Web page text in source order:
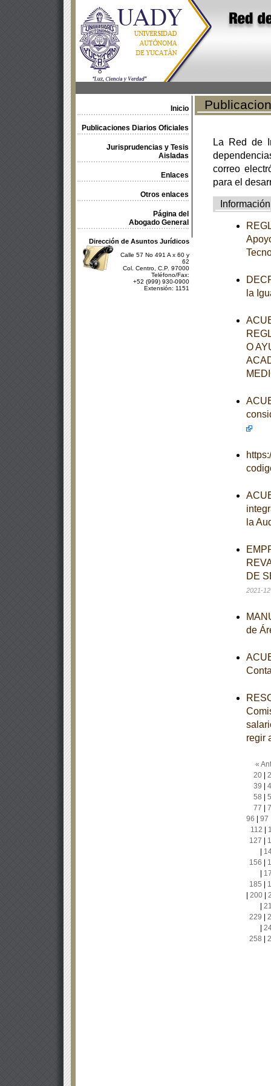
Inicio
Publicaciones Diarios Oficiales
Jurisprudencias y Tesis
Aisladas
Enlaces
Otros enlaces
Página del
Abogado General
Dirección de Asuntos Jurídicos
Calle 57 No 491 A x 60 y
62
Col. Centro, C.P. 97000
Teléfono/Fax:
+52 (999) 930-0900
Extensión: 1151
La Red de
correo
para el
Información
la
O
la
DE
2021-
de
regir
«
20|
39
58
77
96
97
112
127
156
185
200|
229
258